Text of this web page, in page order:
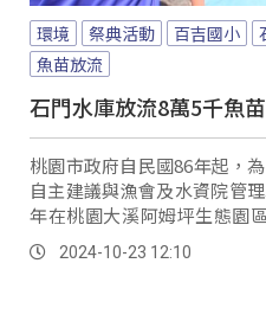
環境 祭典活動 百吉國小
魚苗放流
石門水庫放流8萬5千魚
桃園市政府自民國86年起，
自主建議與漁會及水資院管
年在桃園大溪阿姆坪生態園
活動。2024-10-23 12:10